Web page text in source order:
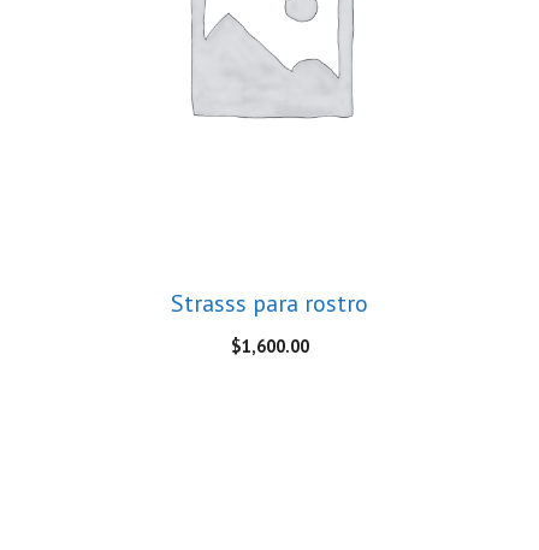
Strasss para rostro
$1,600.00